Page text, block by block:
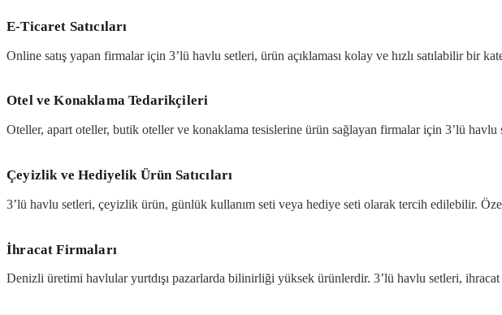
E-Ticaret Satıcıları
Online satış yapan firmalar için 3’lü havlu setleri, ürün açıklaması kolay ve hızlı satılabilir bir
Otel ve Konaklama Tedarikçileri
Oteller, apart oteller, butik oteller ve konaklama tesislerine ürün sağlayan firmalar için 3’lü havlu
Çeyizlik ve Hediyelik Ürün Satıcıları
3’lü havlu setleri, çeyizlik ürün, günlük kullanım seti veya hediye seti olarak tercih edilebilir. Özel
İhracat Firmaları
Denizli üretimi havlular yurtdışı pazarlarda bilinirliği yüksek ürünlerdir. 3’lü havlu setleri,